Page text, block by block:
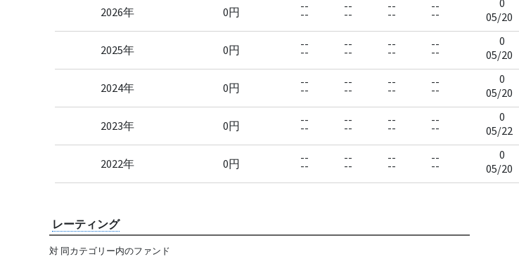
2026年 0円 --
--
--
--
--
--
--
--
0
05/20
2025年 0円 --
--
--
--
--
--
--
--
0
05/20
2024年 0円 --
--
--
--
--
--
--
--
0
05/20
2023年 0円 --
--
--
--
--
--
--
--
0
05/22
2022年 0円 --
--
--
--
--
--
--
--
0
05/20
レーティング
対 同カテゴリー内のファンド